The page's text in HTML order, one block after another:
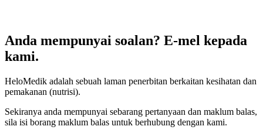
Anda mempunyai soalan? E-mel kepada
kami.
HeloMedik adalah sebuah laman penerbitan berkaitan kesihatan dan
pemakanan (nutrisi).
Sekiranya anda mempunyai sebarang pertanyaan dan maklum balas,
sila isi borang maklum balas untuk berhubung dengan kami.